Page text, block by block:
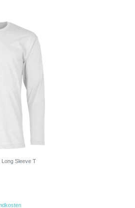
Long Sleeve T